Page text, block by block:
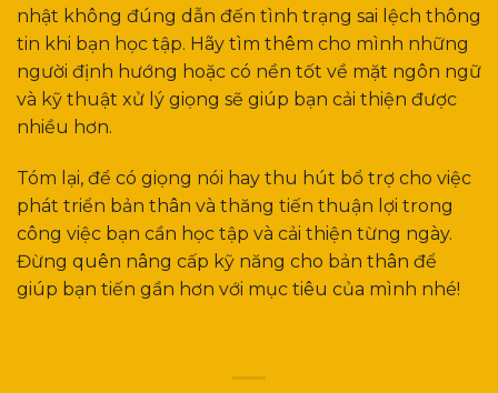
nhật không đúng dẫn đến tình trạng sai lệch thông
tin khi bạn học tập. Hãy tìm thêm cho mình những
người định hướng hoặc có nền tốt về mặt ngôn ngữ
và kỹ thuật xử lý giọng sẽ giúp bạn cải thiện được
nhiều hơn.
Tóm lại, để có giọng nói hay thu hút bổ trợ cho việc
phát triển bản thân và thăng tiến thuận lợi trong
công việc bạn cần học tập và cải thiện từng ngày.
Đừng quên nâng cấp kỹ năng cho bản thân để
giúp bạn tiến gần hơn với mục tiêu của mình nhé!